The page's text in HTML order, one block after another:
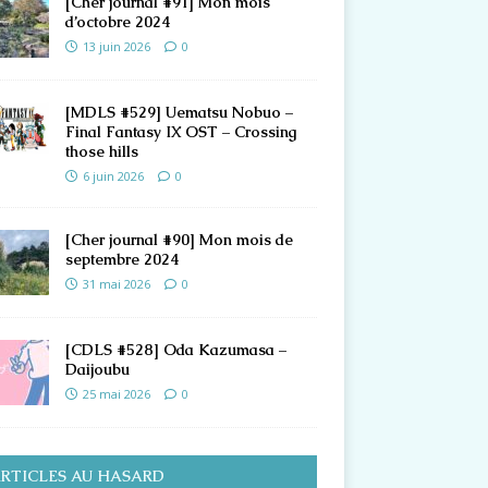
d’octobre 2024
13 juin 2026 0
[MDLS #529] Uematsu Nobuo –
Final Fantasy IX OST – Crossing
those hills
6 juin 2026 0
[Cher journal #90] Mon mois de
septembre 2024
31 mai 2026 0
[CDLS #528] Oda Kazumasa –
Daijoubu
25 mai 2026 0
AU HASARD